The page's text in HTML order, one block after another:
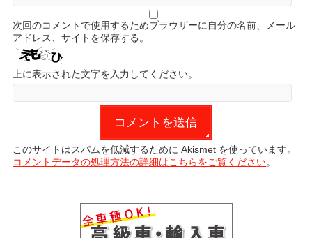
次回のコメントで使用するためブラウザーに自分の名前、メール
アドレス、サイトを保存する。
上に表示された文字を入力してください。
このサイトはスパムを低減するために Akismet を使っています。
コメントデータの処理方法の詳細はこちらをご覧ください。